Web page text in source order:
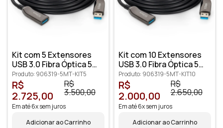
Kit com 5 Extensores
USB 3.0 Fibra Óptica 5
metros
Produto: 906319-5MT-KIT5
R$
2.725,00
R$
3.500,00
Em até 6x sem juros
Adicionar ao Carrinho
Kit com 10 Extensores
USB 3.0 Fibra Óptica 5
metros
Produto: 906319-5MT-KIT10
R$
2.000,00
R$
2.650,00
Em até 6x sem juros
Adicionar ao Carrinho